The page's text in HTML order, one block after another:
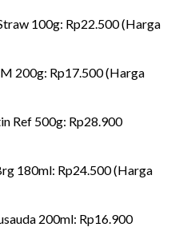
100g: Rp22.500 (Harga
200g: Rp17.500 (Harga
Ref 500g: Rp28.900
180ml: Rp24.500 (Harga
200ml: Rp16.900